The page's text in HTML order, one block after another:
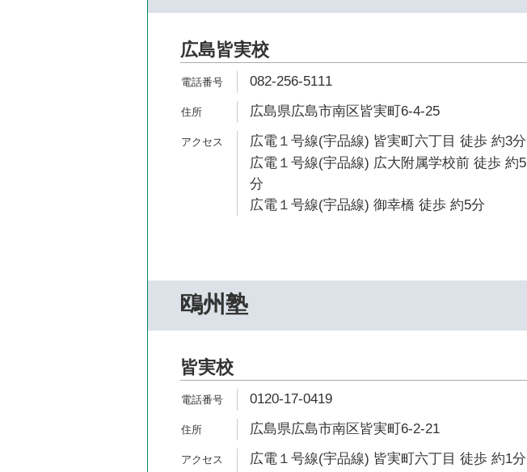
広島皆実校
082-256-5111
広島県広島市南区皆実町6-4-25
広電１号線(宇品線) 皆実町六丁目 徒歩 約3分
広電１号線(宇品線) 広大附属学校前 徒歩 約5
分
広電１号線(宇品線) 御幸橋 徒歩 約5分
鴎州塾
皆実校
0120-17-0419
広島県広島市南区皆実町6-2-21
広電１号線(宇品線) 皆実町六丁目 徒歩 約1分